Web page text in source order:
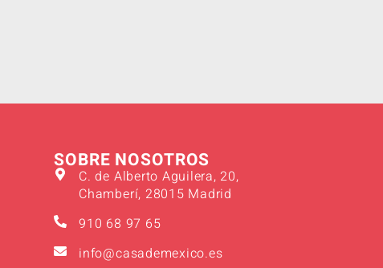
SOBRE NOSOTROS
C. de Alberto Aguilera, 20,
Chamberí, 28015 Madrid
910 68 97 65
info@casademexico.es